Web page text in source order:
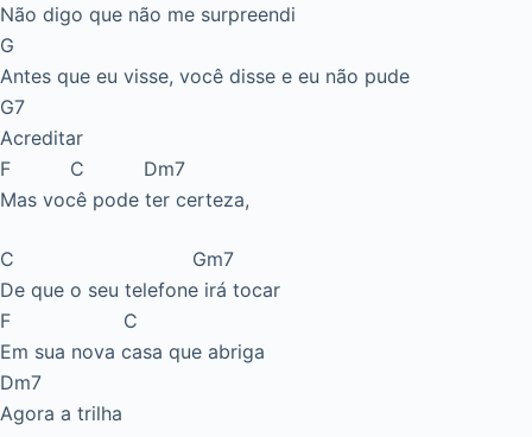
Não digo que não me surpreendi
G
Antes que eu visse, você disse e eu não pude
G7
Acreditar
F C Dm7
Mas você pode ter certeza,
C Gm7
De que o seu telefone irá tocar
F C
Em sua nova casa que abriga
Dm7
Agora a trilha